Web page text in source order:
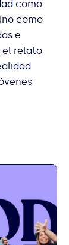
como
como
e
el relato